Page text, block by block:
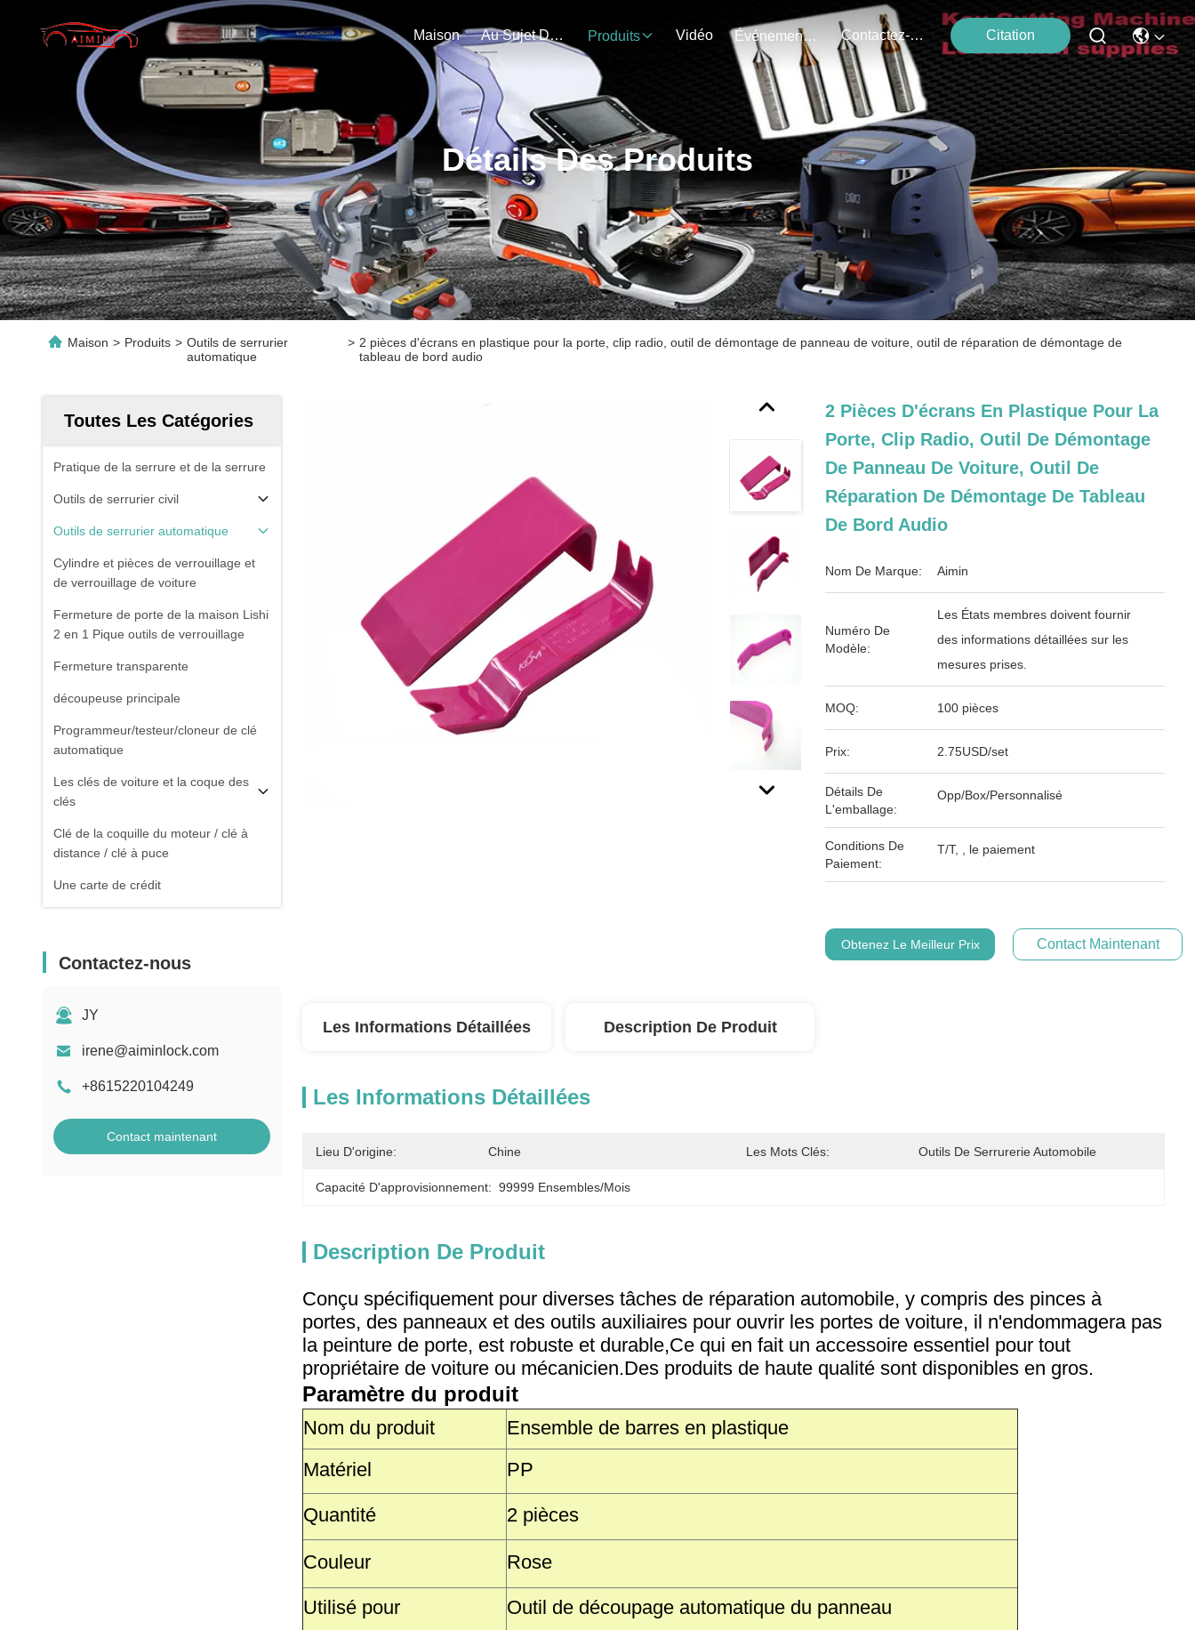
Maison Au Sujet De Nous Produits Vidéo Événements Contactez-Nous Citation
Détails Des Produits
Maison > Produits > Outils de serrurier
automatique
> 2 pièces d'écrans en plastique pour la porte, clip radio, outil de démontage de panneau de voiture, outil de réparation de démontage de
tableau de bord audio
Toutes Les Catégories
Pratique de la serrure et de la serrure
Outils de serrurier civil
Outils de serrurier automatique
Cylindre et pièces de verrouillage et
de verrouillage de voiture
Fermeture de porte de la maison Lishi
2 en 1 Pique outils de verrouillage
Fermeture transparente
découpeuse principale
Programmeur/testeur/cloneur de clé
automatique
Les clés de voiture et la coque des
clés
Clé de la coquille du moteur / clé à
distance / clé à puce
Une carte de crédit
Contactez-nous
JY
irene@aiminlock.com
+8615220104249
Contact maintenant
2 Pièces D'écrans En Plastique Pour La
Porte, Clip Radio, Outil De Démontage
De Panneau De Voiture, Outil De
Réparation De Démontage De Tableau
De Bord Audio
Nom De Marque: Aimin
Numéro De
Modèle:
Les États membres doivent fournir
des informations détaillées sur les
mesures prises.
MOQ: 100 pièces
Prix: 2.75USD/set
Détails De
L'emballage:
Opp/Box/Personnalisé
Conditions De
Paiement:
T/T, , le paiement
Obtenez Le Meilleur Prix Contact Maintenant
Les Informations Détaillées Description De Produit
Les Informations Détaillées
Lieu D'origine: Chine Les Mots Clés: Outils De Serrurerie Automobile
Capacité D'approvisionnement: 99999 Ensembles/mois
Description De Produit
Conçu spécifiquement pour diverses tâches de réparation automobile, y compris des pinces à
portes, des panneaux et des outils auxiliaires pour ouvrir les portes de voiture, il n'endommagera pas
la peinture de porte, est robuste et durable,Ce qui en fait un accessoire essentiel pour tout
propriétaire de voiture ou mécanicien.Des produits de haute qualité sont disponibles en gros.
Paramètre du produit
Nom du produit
Ensemble de barres en plastique
Matériel
PP
Quantité 2 pièces
Couleur Rose
Utilisé pour Outil de découpage automatique du panneau